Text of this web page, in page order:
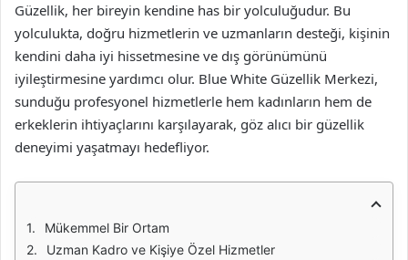
Güzellik, her bireyin kendine has bir yolculuğudur. Bu
yolculukta, doğru hizmetlerin ve uzmanların desteği, kişinin
kendini daha iyi hissetmesine ve dış görünümünü
iyileştirmesine yardımcı olur. Blue White Güzellik Merkezi,
sunduğu profesyonel hizmetlerle hem kadınların hem de
erkeklerin ihtiyaçlarını karşılayarak, göz alıcı bir güzellik
deneyimi yaşatmayı hedefliyor.
Mükemmel Bir Ortam
Uzman Kadro ve Kişiye Özel Hizmetler